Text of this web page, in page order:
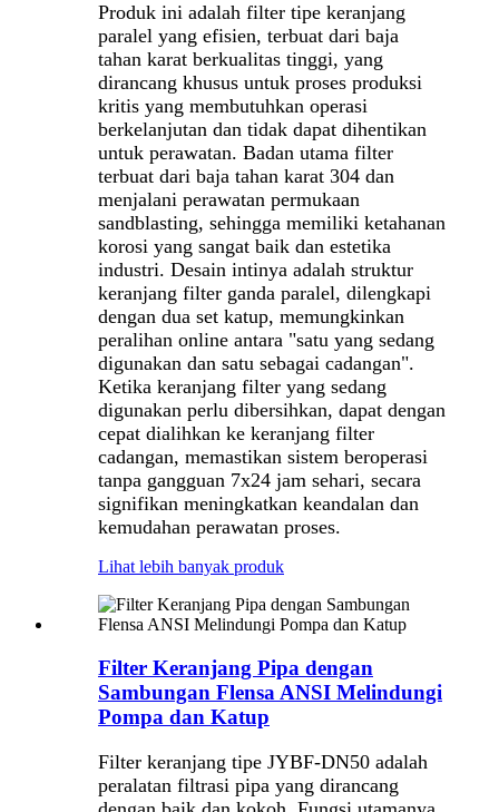
Produk ini adalah filter tipe keranjang
paralel yang efisien, terbuat dari baja
tahan karat berkualitas tinggi, yang
dirancang khusus untuk proses produksi
kritis yang membutuhkan operasi
berkelanjutan dan tidak dapat dihentikan
untuk perawatan. Badan utama filter
terbuat dari baja tahan karat 304 dan
menjalani perawatan permukaan
sandblasting, sehingga memiliki ketahanan
korosi yang sangat baik dan estetika
industri. Desain intinya adalah struktur
keranjang filter ganda paralel, dilengkapi
dengan dua set katup, memungkinkan
peralihan online antara "satu yang sedang
digunakan dan satu sebagai cadangan".
Ketika keranjang filter yang sedang
digunakan perlu dibersihkan, dapat dengan
cepat dialihkan ke keranjang filter
cadangan, memastikan sistem beroperasi
tanpa gangguan 7x24 jam sehari, secara
signifikan meningkatkan keandalan dan
kemudahan perawatan proses.
Lihat lebih banyak produk
Filter Keranjang Pipa dengan
Sambungan Flensa ANSI Melindungi
Pompa dan Katup
Filter keranjang tipe JYBF-DN50 adalah
peralatan filtrasi pipa yang dirancang